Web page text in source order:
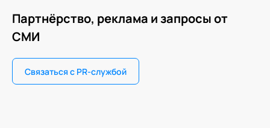
Партнёрство, реклама и запросы от
СМИ
Связаться с PR-службой